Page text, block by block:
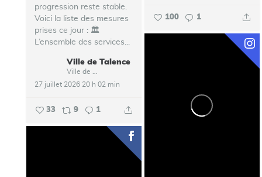
100 1
progression reste stable.
Voici la liste des mesures
prises ce jour : 🏛️
L’ensemble des services...
Ville de Talence
27 juillet 2026 20 h 02 min
33 9 1